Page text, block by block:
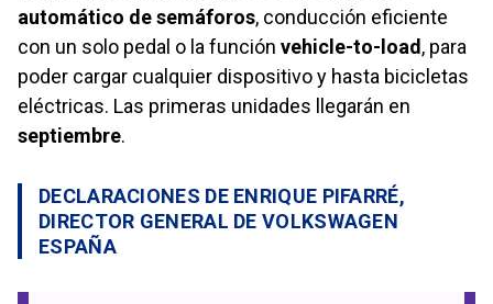
automático de semáforos, conducción eficiente
con un solo pedal o la función vehicle-to-load, para
poder cargar cualquier dispositivo y hasta bicicletas
eléctricas. Las primeras unidades llegarán en
septiembre.
DECLARACIONES DE ENRIQUE PIFARRÉ,
DIRECTOR GENERAL DE VOLKSWAGEN
ESPAÑA